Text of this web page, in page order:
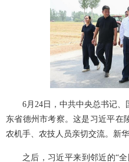
6月24日，中共中央总书记
东省德州市考察。这是习近平在
农机手、农技人员亲切交流。新
之后，习近平来到邻近的“